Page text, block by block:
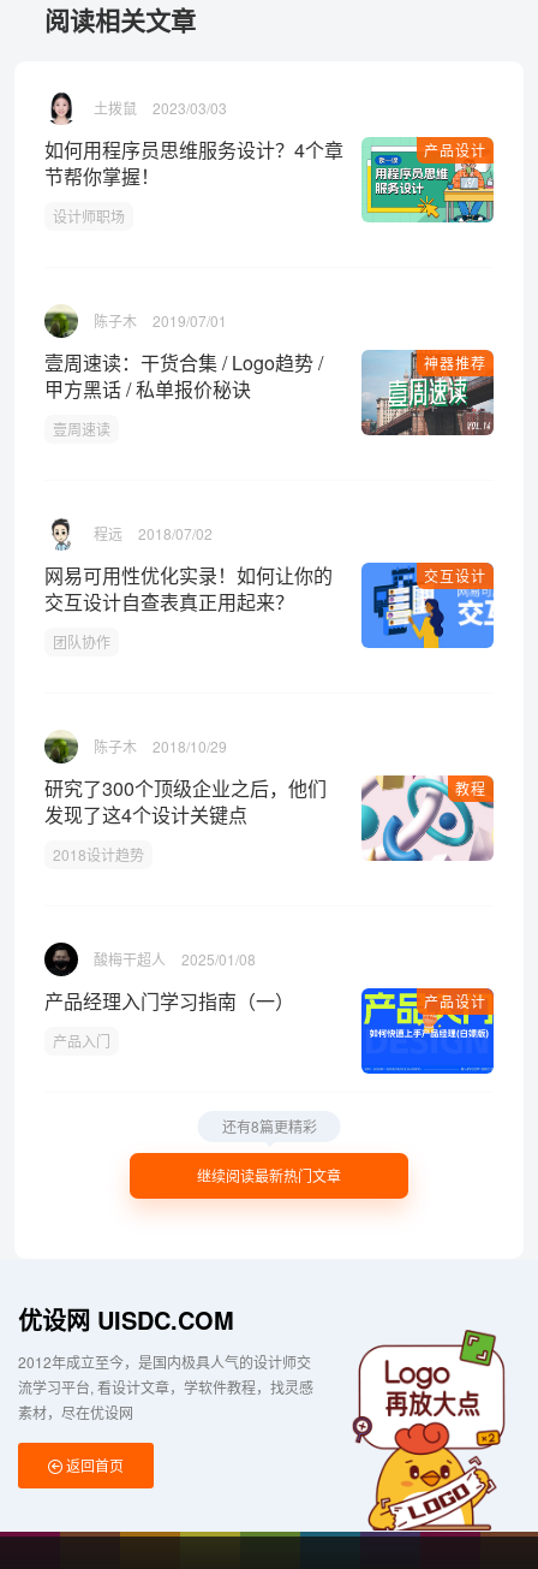
阅读相关文章
土拨鼠 2023/03/03
产品设计
如何用程序员思维服务设计？4个章
节帮你掌握！
设计师职场
陈子木 2019/07/01
神器推荐
壹周速读：干货合集 / Logo趋势 /
甲方黑话 / 私单报价秘诀
壹周速读
程远 2018/07/02
交互设计
网易可用性优化实录！如何让你的
交互设计自查表真正用起来？
团队协作
陈子木 2018/10/29
教程
研究了300个顶级企业之后，他们
发现了这4个设计关键点
2018设计趋势
酸梅干超人 2025/01/08
产品设计
产品经理入门学习指南（一）
产品入门
继续阅读最新热门文章
还有8篇更精彩
优设网 UISDC.COM
2012年成立至今，是国内极具人气的设计师交
流学习平台 看设计文章，学软件教程，找灵感
素材，尽在优设网
返回首页